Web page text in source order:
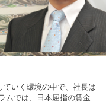
ていく環境の中で、社長は
ムでは、日本屈指の賃金